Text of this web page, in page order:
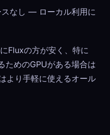
なし — ローカル利用に
Fluxの方が安く、特に
ためのGPUがある場合は
より手軽に使えるオール